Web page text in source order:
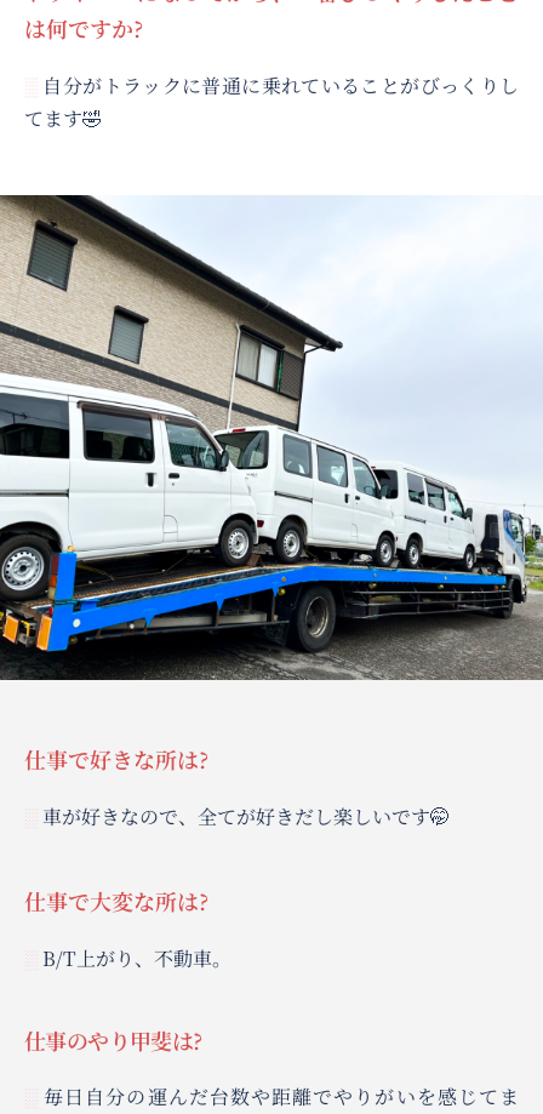
は何ですか?
░ 自分がトラックに普通に乗れていることがびっくりし
てます🤣
仕事で好きな所は?
車が好きなので、全てが好きだし楽しいです🤭
仕事で大変な所は?
B/T上がり、不動車。
仕事のやり甲斐は?
毎日自分の運んだ台数や距離でやりがいを感じてま